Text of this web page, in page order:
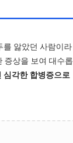
를 앓았던 사람이라
증상을 보여 대수롭
심각한 합병증으로